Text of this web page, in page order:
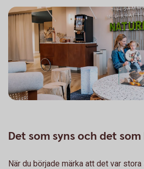
Det som syns och det som
När du började märka att det var